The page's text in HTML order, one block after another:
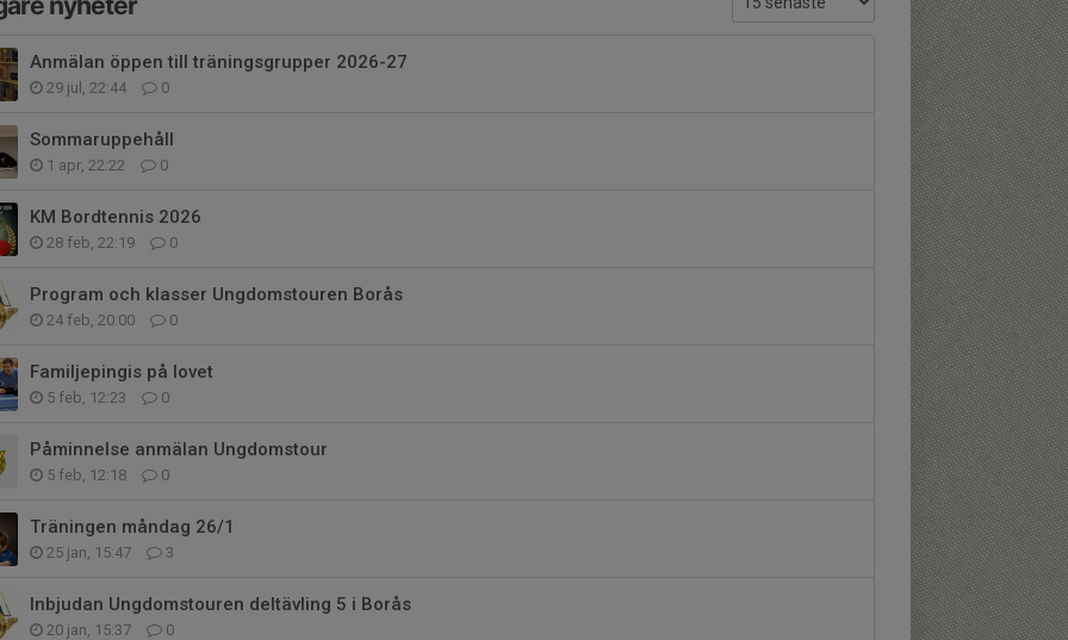
Anmälan öppen till träningsgrupper 2026-27
29 jul, 22:44 0
Sommaruppehåll
1 apr, 22:22 0
KM Bordtennis 2026
28 feb, 22:19 0
Program och klasser Ungdomstouren Borås
24 feb, 20:00 0
Familjepingis på lovet
5 feb, 12:23 0
Påminnelse anmälan Ungdomstour
5 feb, 12:18 0
Träningen måndag 26/1
25 jan, 15:47 3
Inbjudan Ungdomstouren deltävling 5 i Borås
20 jan, 15:37 0